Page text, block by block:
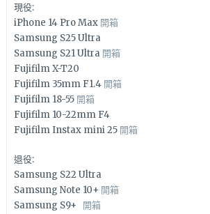
現役:
iPhone 14 Pro Max 開箱
Samsung S25 Ultra
Samsung S21 Ultra 開箱
Fujifilm X-T20
Fujifilm 35mm F1.4 開箱
Fujifilm 18-55 開箱
Fujifilm 10-22mm F4
Fujifilm Instax mini 25 開箱
退役:
Samsung S22 Ultra
Samsung Note 10+ 開箱
Samsung S9+ 開箱